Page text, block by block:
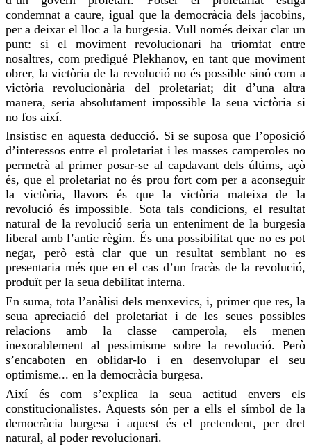
condemnat a caure, igual que la democràcia dels jacobins,
per a deixar el lloc a la burgesia. Vull només deixar clar un
punt: si el moviment revolucionari ha triomfat entre
nosaltres, com predigué Plekhanov, en tant que moviment
obrer, la victòria de la revolució no és possible sinó com a
victòria revolucionària del proletariat; dit d’una altra
manera, seria absolutament impossible la seua victòria si
no fos així.
Insistisc en aquesta deducció. Si se suposa que l’oposició
d’interessos entre el proletariat i les masses camperoles no
permetrà al primer posar-se al capdavant dels últims, açò
és, que el proletariat no és prou fort com per a aconseguir
la victòria, llavors és que la victòria mateixa de la
revolució és impossible. Sota tals condicions, el resultat
natural de la revolució seria un enteniment de la burgesia
liberal amb l’antic règim. És una possibilitat que no es pot
negar, però està clar que un resultat semblant no es
presentaria més que en el cas d’un fracàs de la revolució,
produït per la seua debilitat interna.
En suma, tota l’anàlisi dels menxevics, i, primer que res, la
seua apreciació del proletariat i de les seues possibles
relacions amb la classe camperola, els menen
inexorablement al pessimisme sobre la revolució. Però
s’encaboten enoblidar-lo i en desenvolupar el seu
optimisme... en la democràcia burgesa.
Així és com s’explica la seua actitud envers els
constitucionalistes. Aquests són per a ells el símbol de la
democràcia burgesa i aquest és el pretendent, per dret
natural, al poder revolucionari.